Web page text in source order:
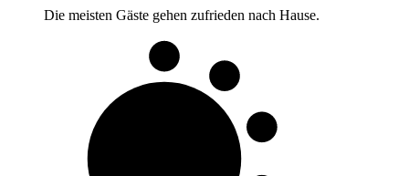
Die meisten Gäste gehen zufrieden nach Hause.